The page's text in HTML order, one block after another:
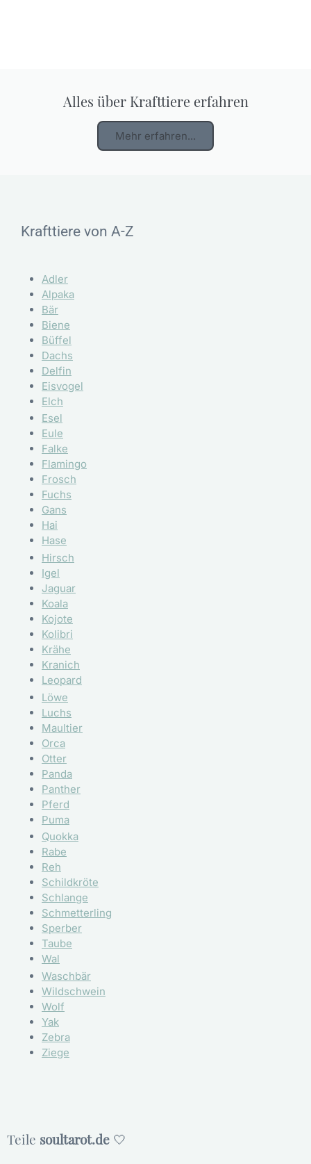
Alles über Krafttiere erfahren
Mehr erfahren...
Krafttiere von A-Z
Adler
Alpaka
Bär
Biene
Büffel
Dachs
Delfin
Eisvogel
Elch
Esel
Eule
Falke
Flamingo
Frosch
Fuchs
Gans
Hai
Hase
Hirsch
Igel
Jaguar
Koala
Kojote
Kolibri
Krähe
Kranich
Leopard
Löwe
Luchs
Maultier
Orca
Otter
Panda
Panther
Pferd
Puma
Quokka
Rabe
Reh
Schildkröte
Schlange
Schmetterling
Sperber
Taube
Wal
Waschbär
Wildschwein
Wolf
Yak
Zebra
Ziege
Teile soultarot.de 🤍